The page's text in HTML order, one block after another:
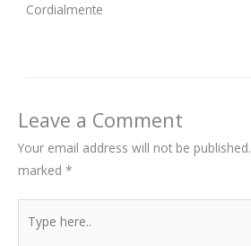
Cordialmente
Leave a Comment
Your email address will not be published.
marked *
here..